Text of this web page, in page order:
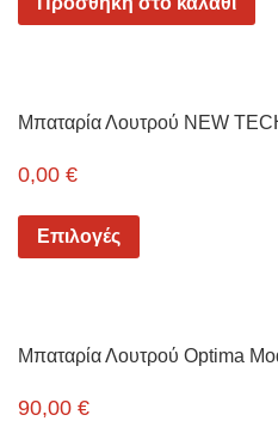
Μπαταρία Λουτρού NEW
0,00 €
Επιλογές
Μπαταρία Λουτρού Optima
90,00 €